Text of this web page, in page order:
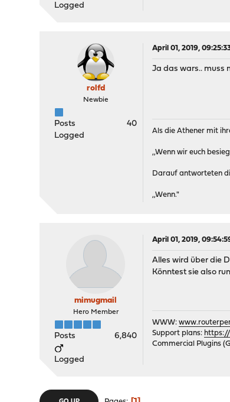
Logged
rolfd
Newbie
Posts
40
Logged
April 01, 2019,
Ja das wars.. muss
Als die Athener mit
,,Wenn wir euch
Darauf antworteten
,,Wenn."
mimugmail
Hero Member
Posts 6,840
Logged
April 01, 2019,
Alles wird über die
Könntest sie also
WWW:
Support plans:
Commercial Plugins